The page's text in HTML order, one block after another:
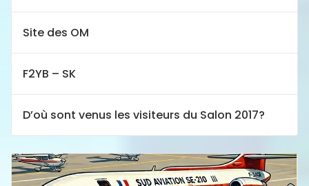
Site des OM
F2YB – SK
D’où sont venus les visiteurs du Salon 2017?